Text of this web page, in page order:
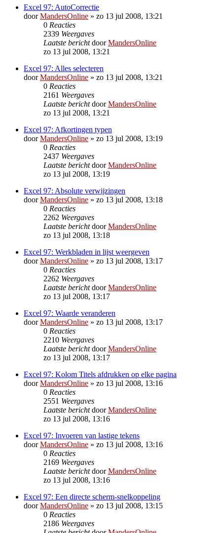
Excel 97: AutoCorrectie
doorMandersOnline » zo 13 jul 2008, 13:21
0 Reacties
2339 Weergaves
Laatste berichtdoorMandersOnline
zo 13 jul 2008, 13:21
Excel 97: Alles selecteren
doorMandersOnline » zo 13 jul 2008, 13:21
0 Reacties
2161 Weergaves
Laatste berichtdoorMandersOnline
zo 13 jul 2008, 13:21
Excel 97: Afkortingen typen
doorMandersOnline » zo 13 jul 2008, 13:19
0 Reacties
2437 Weergaves
Laatste berichtdoorMandersOnline
zo 13 jul 2008, 13:19
Excel 97: Absolute verwijzingen
doorMandersOnline » zo 13 jul 2008, 13:18
0 Reacties
2262 Weergaves
Laatste berichtdoorMandersOnline
zo 13 jul 2008, 13:18
Excel 97: Werkbladen in lijst weergeven
doorMandersOnline » zo 13 jul 2008, 13:17
0 Reacties
2262 Weergaves
Laatste berichtdoorMandersOnline
zo 13 jul 2008, 13:17
Excel 97: Waarde veranderen
doorMandersOnline » zo 13 jul 2008, 13:17
0 Reacties
2210 Weergaves
Laatste berichtdoorMandersOnline
zo 13 jul 2008, 13:17
Excel 97: Kolom Titels afdrukken op elke pagina
doorMandersOnline » zo 13 jul 2008, 13:16
0 Reacties
2551 Weergaves
Laatste berichtdoorMandersOnline
zo 13 jul 2008, 13:16
Excel 97: Invoeren van lastige tekens
doorMandersOnline » zo 13 jul 2008, 13:16
0 Reacties
2169 Weergaves
Laatste berichtdoorMandersOnline
zo 13 jul 2008, 13:16
Excel 97: Een directe scherm-snelkoppeling
doorMandersOnline » zo 13 jul 2008, 13:15
0 Reacties
2186 Weergaves